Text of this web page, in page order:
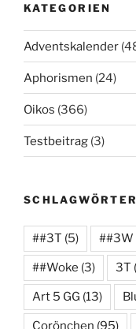
KATEGORIEN
Adventskalender
Aphorismen (24)
Oikos (366)
Testbeitrag (3)
SCHLAGWÖRTER
##3T (5) ##3W
##Woke (3) 3T
Art 5 GG (13)
Corönchen (95)